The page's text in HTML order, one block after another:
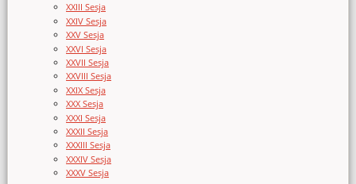
XXIII Sesja
XXIV Sesja
XXV Sesja
XXVI Sesja
XXVII Sesja
XXVIII Sesja
XXIX Sesja
XXX Sesja
XXXI Sesja
XXXII Sesja
XXXIII Sesja
XXXIV Sesja
XXXV Sesja